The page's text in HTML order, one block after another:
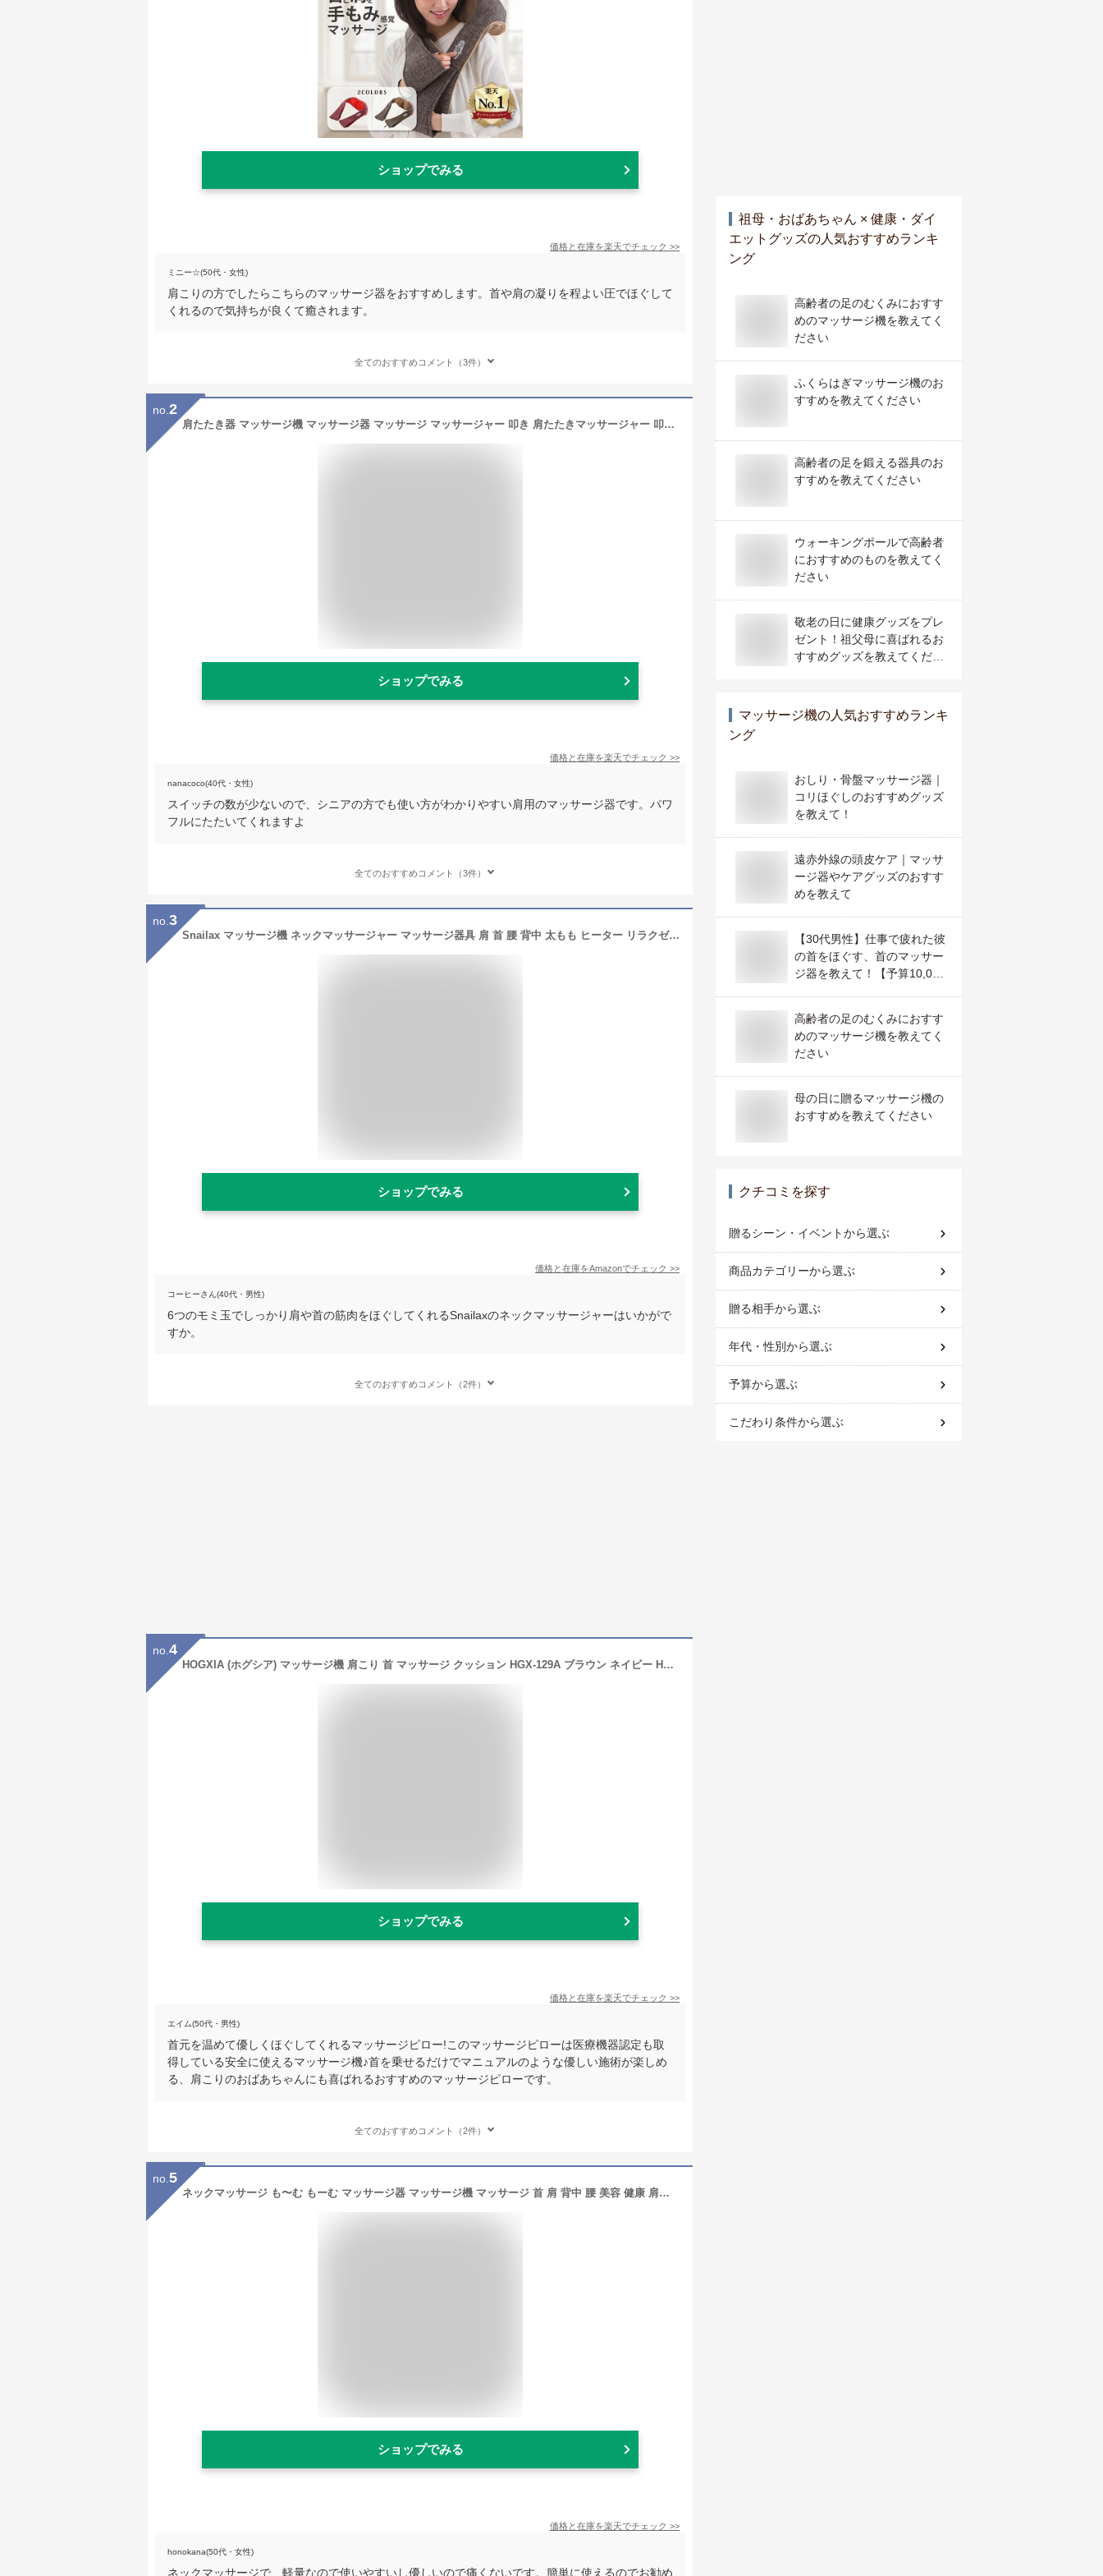
ショップでみる
価格と在庫を楽天でチェック >>
ミニー☆(50代・女性)
肩こりの方でしたらこちらのマッサージ器をおすすめします。首や肩の凝りを程よい圧でほぐして
くれるので気持ちが良くて癒されます。
全てのおすすめコメント（3件）
no. 2
肩たたき器 マッサージ機 マッサージ器 マッサージ マッサージャー 叩き 肩たたきマッサージャー 叩き器 肩 首 背中 肩たたき 肩こり 肩凝り 解消 グッズ 解消グッズ ほぐし 在宅ワーク ネックマッサージャー とんとん トントン (97229) 送料無料 【KR】
ショップでみる
価格と在庫を楽天でチェック >>
nanacoco(40代・女性)
スイッチの数が少ないので、シニアの方でも使い方がわかりやすい肩用のマッサージ器です。パワ
フルにたたいてくれますよ
全てのおすすめコメント（3件）
no. 3
Snailax マッサージ機 ネックマッサージャー マッサージ器具 肩 首 腰 背中 太もも ヒーター リラクゼーション器 解消グッズ 誕生日 母の日 父の日 プレゼント 家庭/職場用
ショップでみる
価格と在庫をAmazonでチェック >>
コーヒーさん(40代・男性)
6つのモミ玉でしっかり肩や首の筋肉をほぐしてくれるSnailaxのネックマッサージャーはいかがで
すか。
全てのおすすめコメント（2件）
no. 4
HOGXIA (ホグシア) マッサージ機 肩こり 首 マッサージ クッション HGX-129A ブラウン ネイビー HOGXIA HGX-129A マッサージクッション マッサージ器 マッサージ機 マッサージ枕 マッサージピロー マッサージ器具 腰痛 肩こり 肩もみ 指圧 敬老の日 プレゼント 男女兼用
ショップでみる
価格と在庫を楽天でチェック >>
エイム(50代・男性)
首元を温めて優しくほぐしてくれるマッサージピロー!このマッサージピローは医療機器認定も取
得している安全に使えるマッサージ機♪首を乗せるだけでマニュアルのような優しい施術が楽しめ
る、肩こりのおばあちゃんにも喜ばれるおすすめのマッサージピローです。
全てのおすすめコメント（2件）
no. 5
ネックマッサージ も〜む もーむ マッサージ器 マッサージ機 マッサージ 首 肩 背中 腰 美容 健康 肩こり クロシオ 58356
ショップでみる
価格と在庫を楽天でチェック >>
honokana(50代・女性)
ネックマッサージで、軽量なので使いやすいし優しいので痛くないです。簡単に使えるのでお勧め
祖母・おばあちゃん × 健康・ダイ
エットグッズの人気おすすめランキ
ング
高齢者の足のむくみにおすす
めのマッサージ機を教えてく
ださい
ふくらはぎマッサージ機のお
すすめを教えてください
高齢者の足を鍛える器具のお
すすめを教えてください
ウォーキングポールで高齢者
におすすめのものを教えてく
ださい
敬老の日に健康グッズをプレ
ゼント！祖父母に喜ばれるお
すすめグッズを教えてくださ
マッサージ機の人気おすすめランキ
ング
おしり・骨盤マッサージ器｜
コリほぐしのおすすめグッズ
を教えて！
遠赤外線の頭皮ケア｜マッサ
ージ器やケアグッズのおすす
めを教えて
【30代男性】仕事で疲れた彼
の首をほぐす、首のマッサー
ジ器を教えて！【予算10,000
高齢者の足のむくみにおすす
めのマッサージ機を教えてく
ださい
母の日に贈るマッサージ機の
おすすめを教えてください
クチコミを探す
贈るシーン・イベントから選ぶ
商品カテゴリーから選ぶ
贈る相手から選ぶ
年代・性別から選ぶ
予算から選ぶ
こだわり条件から選ぶ